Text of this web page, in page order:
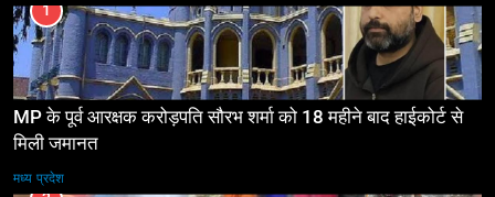
1
MP के पूर्व आरक्षक करोड़पति सौरभ शर्मा को 18 महीने बाद हाईकोर्ट से
मिली जमानत
मध्य प्रदेश